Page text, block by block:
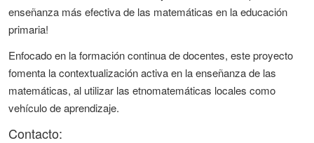
enseñanza más efectiva de las matemáticas en la educación
primaria!
Enfocado en la formación continua de docentes, este proyecto
fomenta la contextualización activa en la enseñanza de las
matemáticas, al utilizar las etnomatemáticas locales como
vehículo de aprendizaje.
Contacto: